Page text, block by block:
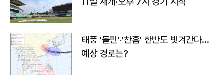
태풍 '돌핀'·'찬홈' 한반도 빗겨간다…
예상 경로는?